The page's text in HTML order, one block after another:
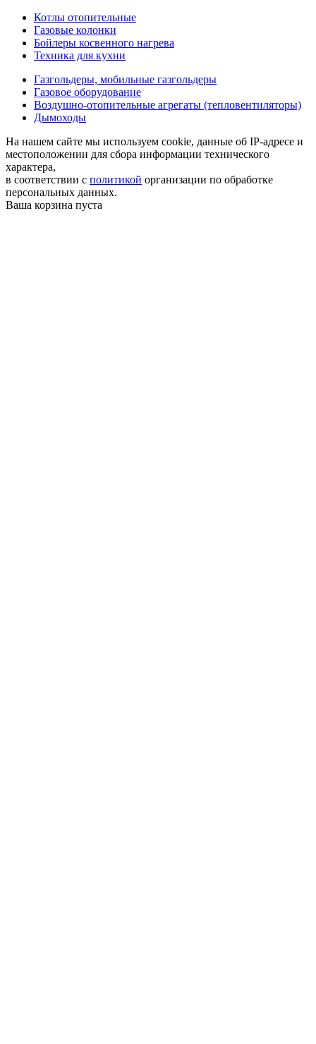
Котлы отопительные
Газовые колонки
Бойлеры косвенного нагрева
Техника для кухни
Газгольдеры, мобильные газгольдеры
Газовое оборудование
Воздушно-отопительные агрегаты (тепловентиляторы)
Дымоходы
На нашем сайте мы используем cookie, данные об IP-адресе и
местоположении для сбора информации технического
характера,
в соответствии с политикой организации по обработке
персональных данных.
Ваша корзина пуста